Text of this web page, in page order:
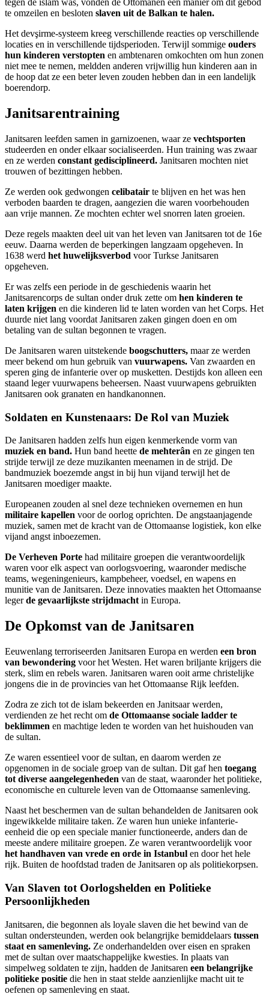
tegen de islam was, vonden de Ottomanen een manier om dit gebod
te omzeilen en besloten slaven uit de Balkan te halen.
Het devşirme-systeem kreeg verschillende reacties op verschillende
locaties en in verschillende tijdsperioden. Terwijl sommige ouders
hun kinderen verstopten en ambtenaren omkochten om hun zonen
niet mee te nemen, meldden anderen vrijwillig hun kinderen aan in
de hoop dat ze een beter leven zouden hebben dan in een landelijk
boerendorp.
Janitsarentraining
Janitsaren leefden samen in garnizoenen, waar ze vechtsporten
studeerden en onder elkaar socialiseerden. Hun training was zwaar
en ze werden constant gedisciplineerd. Janitsaren mochten niet
trouwen of bezittingen hebben.
Ze werden ook gedwongen celibatair te blijven en het was hen
verboden baarden te dragen, aangezien die waren voorbehouden
aan vrije mannen. Ze mochten echter wel snorren laten groeien.
Deze regels maakten deel uit van het leven van Janitsaren tot de 16e
eeuw. Daarna werden de beperkingen langzaam opgeheven. In
1638 werd het huwelijksverbod voor Turkse Janitsaren
opgeheven.
Er was zelfs een periode in de geschiedenis waarin het
Janitsarencorps de sultan onder druk zette om hen kinderen te
laten krijgen en die kinderen lid te laten worden van het Corps. Het
duurde niet lang voordat Janitsaren zaken gingen doen en om
betaling van de sultan begonnen te vragen.
De Janitsaren waren uitstekende boogschutters, maar ze werden
meer bekend om hun gebruik van vuurwapens. Van zwaarden en
speren ging de infanterie over op musketten. Destijds kon alleen een
staand leger vuurwapens beheersen. Naast vuurwapens gebruikten
Janitsaren ook granaten en handkanonnen.
Soldaten en Kunstenaars: De Rol van Muziek
De Janitsaren hadden zelfs hun eigen kenmerkende vorm van
muziek en band. Hun band heette de mehterân en ze gingen ten
strijde terwijl ze deze muzikanten meenamen in de strijd. De
bandmuziek boezemde angst in bij hun vijand terwijl het de
Janitsaren moediger maakte.
Europeanen zouden al snel deze technieken overnemen en hun
militaire kapellen voor de oorlog oprichten. De angstaanjagende
muziek, samen met de kracht van de Ottomaanse logistiek, kon elke
vijand angst inboezemen.
De Verheven Porte had militaire groepen die verantwoordelijk
waren voor elk aspect van oorlogsvoering, waaronder medische
teams, wegeningenieurs, kampbeheer, voedsel, en wapens en
munitie van de Janitsaren. Deze innovaties maakten het Ottomaanse
legerde gevaarlijkste strijdmacht in Europa.
De Opkomst van de Janitsaren
Eeuwenlang terroriseerden Janitsaren Europa en werden een bron
van bewondering voor het Westen. Het waren briljante krijgers die
sterk, slim en rebels waren. Janitsaren waren ooit arme christelijke
jongens die in de provincies van het Ottomaanse Rijk leefden.
Zodra ze zich tot de islam bekeerden en Janitsaar werden,
verdienden ze het recht om de Ottomaanse sociale ladder te
beklimmen en machtige leden te worden van het huishouden van
de sultan.
Ze waren essentieel voor de sultan, en daarom werden ze
opgenomen in de sociale groep van de sultan. Dit gaf hen toegang
tot diverse aangelegenheden van de staat, waaronder het politieke,
economische en culturele leven van de Ottomaanse samenleving.
Naast het beschermen van de sultan behandelden de Janitsaren ook
ingewikkelde militaire taken. Ze waren hun unieke infanterie-
eenheid die op een speciale manier functioneerde, anders dan de
meeste andere militaire groepen. Ze waren verantwoordelijk voor
het handhaven van vrede en orde in Istanbul en door het hele
rijk. Buiten de hoofdstad traden de Janitsaren op als politiekorpsen.
Van Slaven tot Oorlogshelden en Politieke
Persoonlijkheden
Janitsaren, die begonnen als loyale slaven die het bewind van de
sultan ondersteunden, werden ook belangrijke bemiddelaars tussen
staat en samenleving. Ze onderhandelden over eisen en spraken
met de sultan over maatschappelijke kwesties. In plaats van
simpelweg soldaten te zijn, hadden de Janitsaren een belangrijke
politieke positie die hen in staat stelde aanzienlijke macht uit te
oefenen op samenleving en staat.